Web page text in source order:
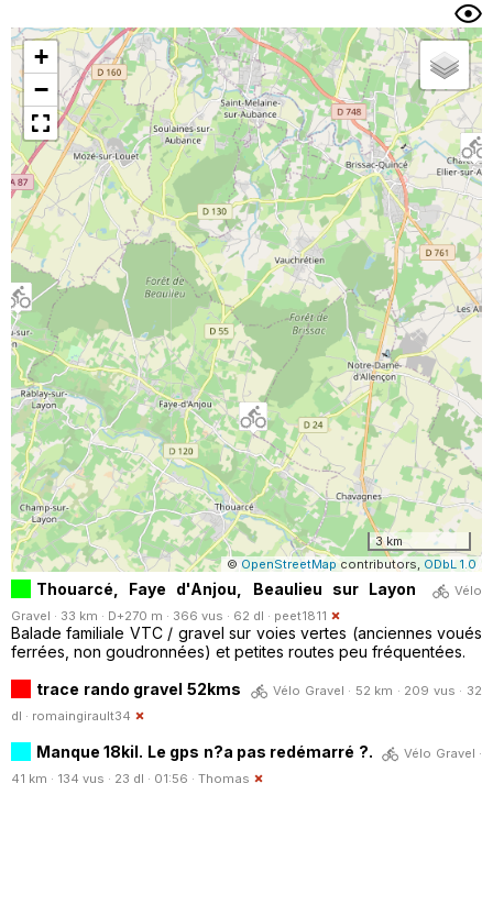
Trier par
Horodatage Photos
+
−
3 km
© OpenStreetMap contributors, ODbL 1.0
Thouarcé, Faye d'Anjou, Beaulieu sur Layon
Vélo
Gravel · 33 km · D+270 m · 366 vus · 62 dl · peet1811
Balade familiale VTC / gravel sur voies vertes (anciennes voués
ferrées, non goudronnées) et petites routes peu fréquentées.
trace rando gravel 52kms
Vélo Gravel · 52 km · 209 vus · 32
dl · romaingirault34
Manque 18kil. Le gps n?a pas redémarré ?.
Vélo Gravel ·
41 km · 134 vus · 23 dl · 01:56 · Thomas